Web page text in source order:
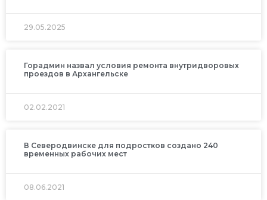
29.05.2025
Горадмин назвал условия ремонта внутридворовых
проездов в Архангельске
02.02.2021
В Северодвинске для подростков создано 240
временных рабочих мест
08.06.2021